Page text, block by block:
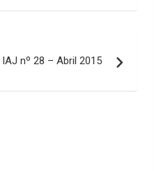
nº 28 – Abril 2015